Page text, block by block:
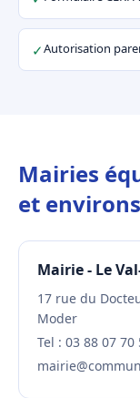
✓Autorisation
Mairies
et environs
Mairie - Le
17 rue du
Moder
Tel : 03 88 07 70